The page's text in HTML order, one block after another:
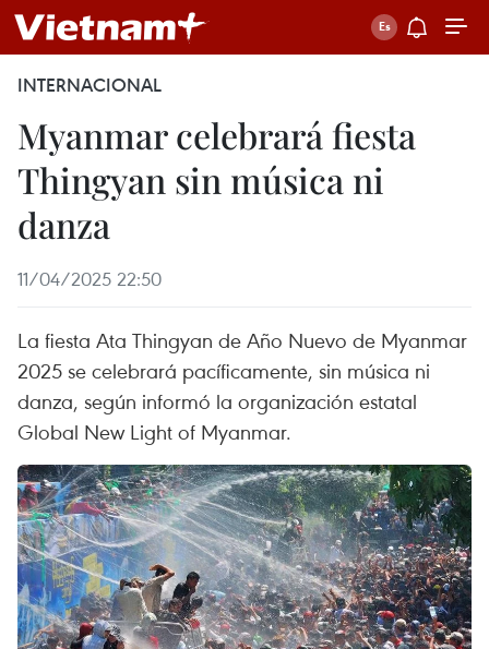
INTERNACIONAL
Myanmar celebrará fiesta
Thingyan sin música ni
danza
11/04/2025 22:50
La fiesta Ata Thingyan de Año Nuevo de Myanmar
2025 se celebrará pacíficamente, sin música ni
danza, según informó la organización estatal
Global New Light of Myanmar.